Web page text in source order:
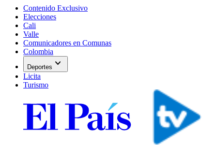
Contenido Exclusivo
Elecciones
Cali
Valle
Comunicadores en Comunas
Colombia
Deportes expand_more
Licita
Turismo